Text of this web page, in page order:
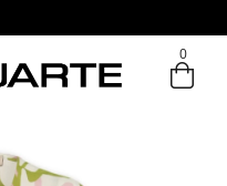
cpf/cnpj
0